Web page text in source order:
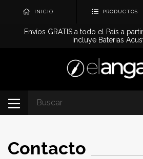
INICIO PRODUCTOS
Envíos GRATIS a todo el País a
Incluye Baterias
Contacto